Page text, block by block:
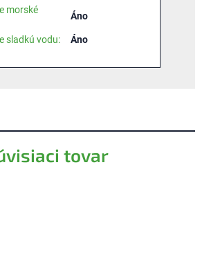
tovar
morské
Áno
sladkú vodu: Áno